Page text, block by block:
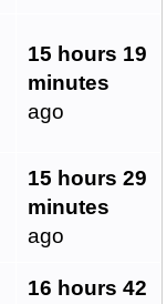
15 hours 19
minutes
ago
15 hours 29
minutes
ago
16 hours 42